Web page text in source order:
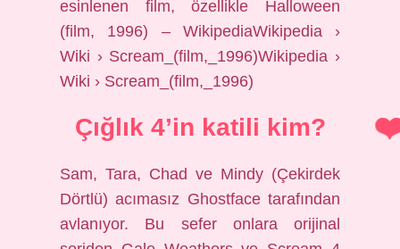
esinlenen film, özellikle Halloween
(film, 1996) – WikipediaWikipedia ›
Wiki › Scream_(film,_1996)Wikipedia ›
Wiki › Scream_(film,_1996)
Çığlık 4’in katili kim?
Sam, Tara, Chad ve Mindy (Çekirdek
Dörtlü) acımasız Ghostface tarafından
avlanıyor. Bu sefer onlara orijinal